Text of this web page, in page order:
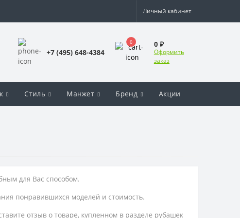
Личный кабинет
+7 (495) 648-4384
0 0 ₽
Оформить
заказ
Стиль Манжет Бренд Акции
для Вас способом.
понравившихся моделей и стоимость.
отзыв о товаре, купленном в разделе рубашек